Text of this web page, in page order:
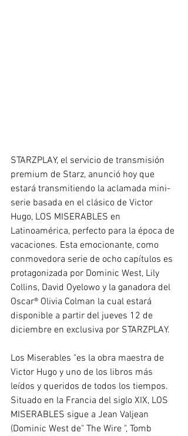
STARZPLAY, el servicio de transmisión
premium de Starz, anunció hoy que
estará transmitiendo la aclamada mini-
serie basada en el clásico de Victor
Hugo, LOS MISERABLES en
Latinoamérica, perfecto para la época de
vacaciones. Esta emocionante, como
conmovedora serie de ocho capítulos es
protagonizada por Dominic West, Lily
Collins, David Oyelowo y la ganadora del
Oscar® Olivia Colman la cual estará
disponible a partir del jueves 12 de
diciembre en exclusiva por STARZPLAY.
Los Miserables "es la obra maestra de
Victor Hugo y uno de los libros más
leídos y queridos de todos los tiempos.
Situado en la Francia del siglo XIX, LOS
MISERABLES sigue a Jean Valjean
(Dominic West de" The Wire ", Tomb